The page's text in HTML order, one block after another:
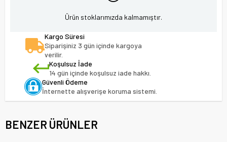
Ürün stoklarımızda kalmamıştır.
Kargo Süresi
Siparişiniz 3 gün içinde kargoya
verilir.
Koşulsuz İade
14 gün içinde koşulsuz iade hakkı.
Güvenli Ödeme
İnternette alışverişe koruma sistemi.
BENZER ÜRÜNLER